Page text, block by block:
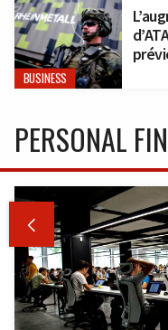
BUSINESS
PERSONAL
